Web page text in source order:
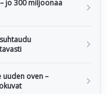
jo 300 miljoonaa
uuden oven –